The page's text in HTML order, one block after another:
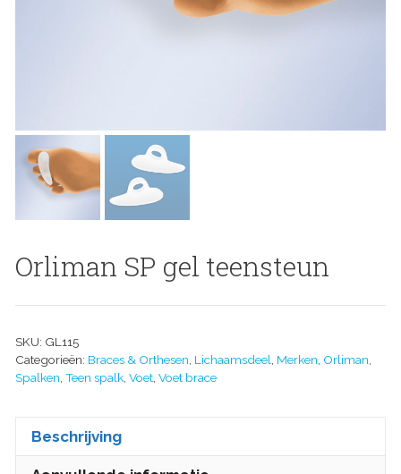
Orliman SP gel teensteun
SKU: GL115
Categorieën: Braces & Orthesen Lichaamsdeel Merken Orliman
Spalken Teen spalk Voet Voet brace
Beschrijving